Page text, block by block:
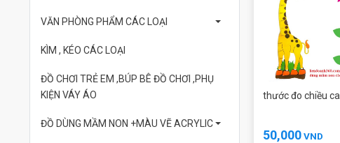
VĂN PHÒNG PHẨM CÁC LOẠI
KÌM , KÉO CÁC LOẠI
ĐỒ CHƠI TRẺ EM ,BÚP BÊ ĐỒ CHƠI ,PHỤ
KIỆN VÁY ÁO
ĐỒ DÙNG MẦM NON +MÀU VẼ ACRYLIC
thước đo chiều
50,000VND